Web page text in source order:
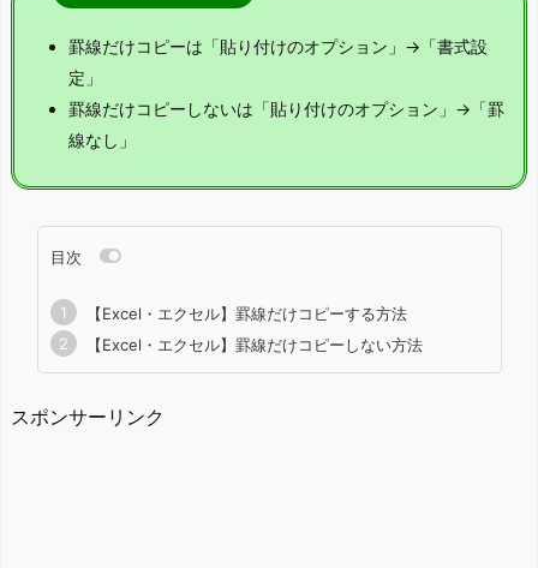
罫線だけコピーは「貼り付けのオプション」→「書式設
定」
罫線だけコピーしないは「貼り付けのオプション」→「罫
線なし」
目次
【Excel・エクセル】罫線だけコピーする方法
【Excel・エクセル】罫線だけコピーしない方法
スポンサーリンク